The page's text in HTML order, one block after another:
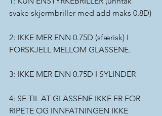
svake skjermbriller med add maks 0.8D)
2: IKKE MER ENN 0.75D (sfærisk) I
FORSKJELL MELLOM GLASSENE.
3: IKKE MER ENN 0.75D I SYLINDER
4: SE TIL AT GLASSENE IKKE ER FOR
RIPETE OG INNFATNINGEN IKKE